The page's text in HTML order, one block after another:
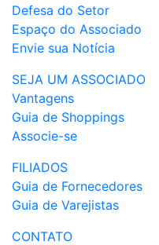
Defesa do Setor
Espaço do Associado
Envie sua Notícia
SEJA UM ASSOCIADO
Vantagens
Guia de Shoppings
Associe-se
FILIADOS
Guia de Fornecedores
Guia de Varejistas
CONTATO